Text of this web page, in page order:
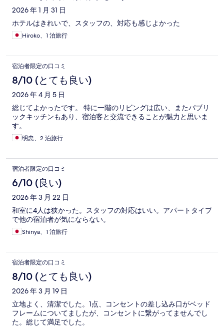
2026 年 1 月 31 日
ホテルはきれいで、スタッフの、対応も感じよかった
Hiroko、1 泊旅行
宿泊者限定の口コミ
8/10 (とても良い)
2026 年 4 月 5 日
総じてよかったです。 特に一階のリビングは広い、またパブリ
ックキッチンもあり、宿泊客と交流できることが魅力と思いま
す。
明忠、2 泊旅行
宿泊者限定の口コミ
6/10 (良い)
2026 年 3 月 22 日
和室に4人は狭かった。スタッフの対応はいい。アパートタイプ
で他の宿泊者が気にならない。
Shinya、1 泊旅行
宿泊者限定の口コミ
8/10 (とても良い)
2026 年 3 月 19 日
立地よく、清潔でした。1点、コンセントの差し込み口がベッド
フレームについてましたが、コンセントに繋がってませんでし
た。総じて満足でした。